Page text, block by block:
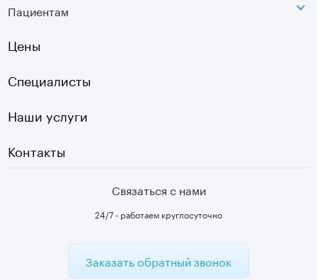
УЗИ
Плазмотерапия суставов
Инфо
Пациентам
Первичный прием
Цены
Специалисты
Наши услуги
Контакты
Связаться с нами
24/7 - работаем круглосуточно
Заказать обратный звонок